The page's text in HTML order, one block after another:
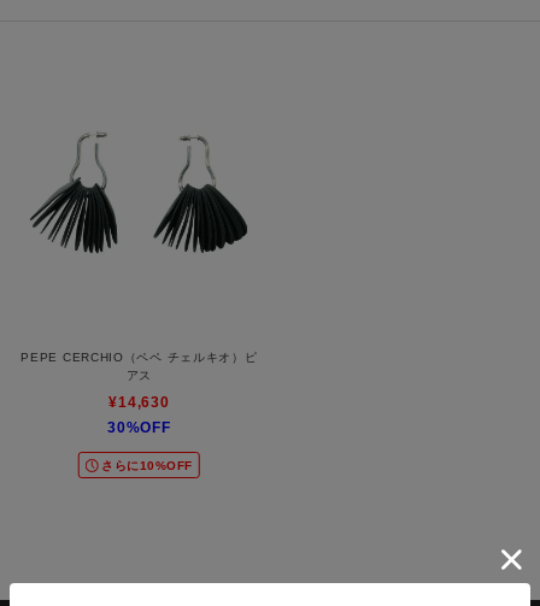
PEPE CERCHIO（ペペ チェルキオ）ピ
アス
¥14,630
30%OFF
さらに10%OFF